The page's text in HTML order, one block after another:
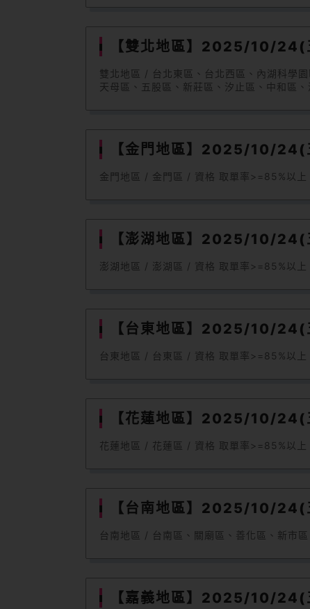
【雙北地區】2025/10/
雙北地區 / 台北東區、台北西區、內湖科學
天母區、五股區、新莊區、汐止區、中和
【金門地區】2025/10/
金門地區 / 金門區 / 資格 取單率>=85%以
【澎湖地區】2025/10/
澎湖地區 / 澎湖區 / 資格 取單率>=85%以
【台東地區】2025/10/
台東地區 / 台東區 / 資格 取單率>=85%以
【花蓮地區】2025/10/
花蓮地區 / 花蓮區 / 資格 取單率>=85%以
【台南地區】2025/10/
台南地區 / 台南區、關廟區、善化區、新
【嘉義地區】2025/10/